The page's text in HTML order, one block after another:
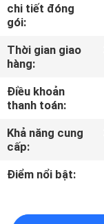
THAM
QUAN
NHÀ
MÁY
KIỂM
SOÁT
CHẤT
chi tiết đóng
gói:
Thời gian giao
hàng:
Điều khoản
thanh toán:
Khả năng cung
cấp:
Điểm nổi bật: